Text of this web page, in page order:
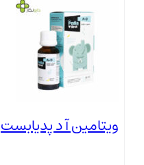
ویتامین آ د پدیابست